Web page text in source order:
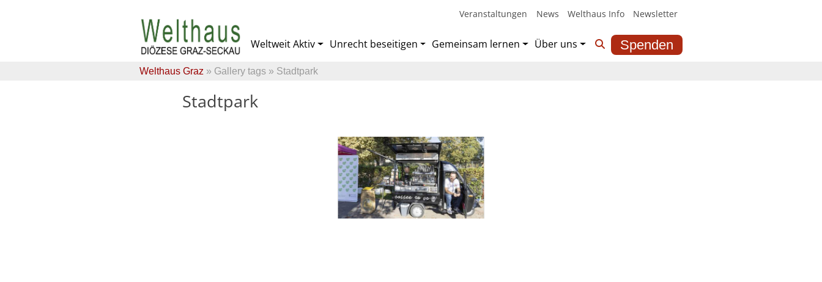
Veranstaltungen News Welthaus Info Newsletter
Weltweit Aktiv Unrecht beseitigen Gemeinsam lernen Über uns Spenden
Welthaus Graz » Gallery tags » Stadtpark
Stadtpark